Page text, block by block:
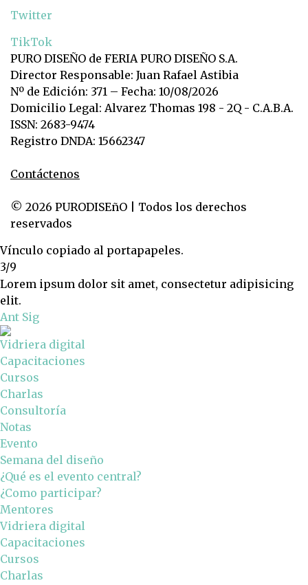
Twitter
TikTok
PURO DISEÑO de FERIA PURO DISEÑO S.A.
Director Responsable: Juan Rafael Astibia
Nº de Edición: 371 – Fecha: 10/08/2026
Domicilio Legal: Alvarez Thomas 198 - 2Q - C.A.B.A.
ISSN: 2683-9474
Registro DNDA: 15662347
Contáctenos
© 2026 PURODISEñO | Todos los derechos
reservados
Vínculo copiado al portapapeles.
3/9
Lorem ipsum dolor sit amet, consectetur adipisicing
elit.
Ant Sig
Vidriera digital
Capacitaciones
Cursos
Charlas
Consultoría
Notas
Evento
Semana del diseño
¿Qué es el evento central?
¿Como participar?
Mentores
Vidriera digital
Capacitaciones
Cursos
Charlas